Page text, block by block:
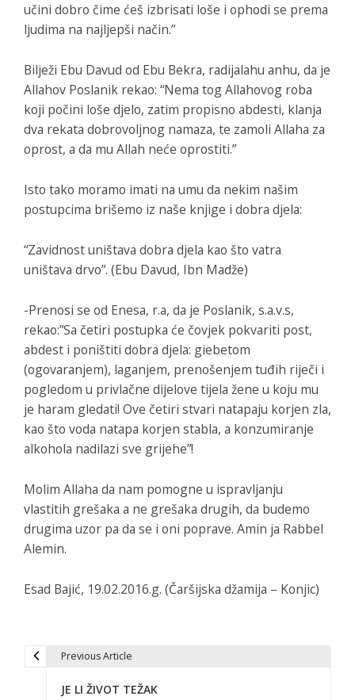
učini dobro čime ćeš izbrisati loše i ophodi se prema
ljudima na najljepši način.”
Bilježi Ebu Davud od Ebu Bekra, radijalahu anhu, da je
Allahov Poslanik rekao: “Nema tog Allahovog roba
koji počini loše djelo, zatim propisno abdesti, klanja
dva rekata dobrovoljnog namaza, te zamoli Allaha za
oprost, a da mu Allah neće oprostiti.”
Isto tako moramo imati na umu da nekim našim
postupcima brišemo iz naše knjige i dobra djela:
“Zavidnost uništava dobra djela kao što vatra
uništava drvo”. (Ebu Davud, Ibn Madže)
-Prenosi se od Enesa, r.a, da je Poslanik, s.a.v.s,
rekao:”Sa četiri postupka će čovjek pokvariti post,
abdest i poništiti dobra djela: giebetom
(ogovaranjem), laganjem, prenošenjem tuđih riječi i
pogledom u privlačne dijelove tijela žene u koju mu
je haram gledati! Ove četiri stvari natapaju korjen zla,
kao što voda natapa korjen stabla, a konzumiranje
alkohola nadilazi sve grijehe”!
Molim Allaha da nam pomogne u ispravljanju
vlastitih grešaka a ne grešaka drugih, da budemo
drugima uzor pa da se i oni poprave. Amin ja Rabbel
Alemin.
Esad Bajić, 19.02.2016.g. (Čaršijska džamija – Konjic)
Previous Article
JE LI ŽIVOT TEŽAK